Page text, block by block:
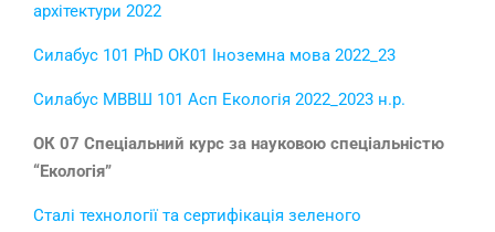
архітектури 2022
Силабус 101 PhD ОК01 Іноземна мова 2022_23
Силабус МВВШ 101 Асп Екологія 2022_2023 н.р.
ОК 07 Спеціальний курс за науковою спеціальністю
“Екологія”
Сталі технології та сертифікація зеленого